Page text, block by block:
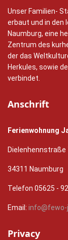
Unser Familien-
erbaut und in den
Naumburg, eine
Zentrum des
der das
Herkules, sowie
verbindet.
Anschrift
Ferienwohnung
Dielenhennstraße
34311 Naumburg
Telefon 05625 -
Email: info@fewo-
Privacy